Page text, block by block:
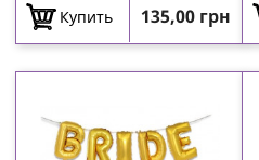
Купить Цена
135,00 грн